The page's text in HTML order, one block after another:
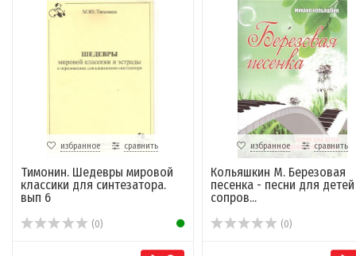
избранное сравнить
Тимонин. Шедевры мировой
классики для синтезатора.
вып 6
(0)
избранное сравнить
Кольяшкин М. Березовая
песенка - песни для
сопров...
(0)